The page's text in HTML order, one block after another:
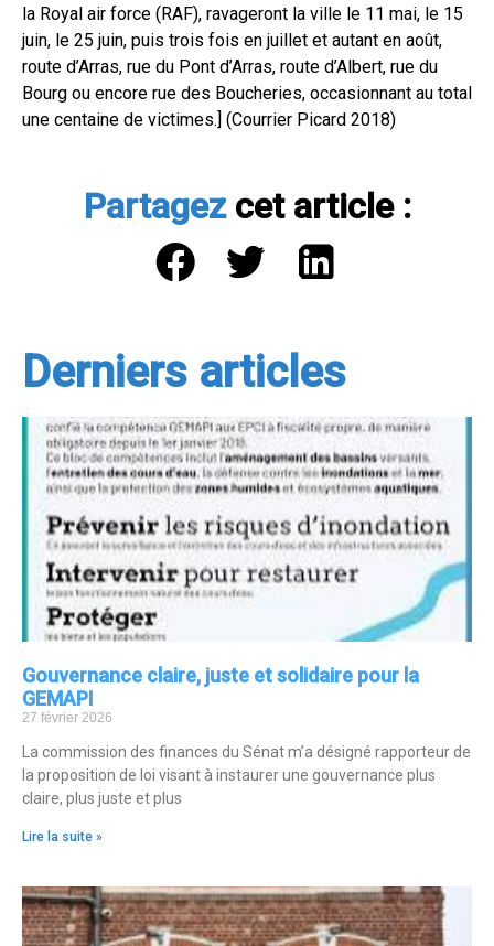
la Royal air force (RAF), ravageront la ville le 11 mai, le 15
juin, le 25 juin, puis trois fois en juillet et autant en août,
route d’Arras, rue du Pont d’Arras, route d’Albert, rue du
Bourg ou encore rue des Boucheries, occasionnant au total
une centaine de victimes.] (Courrier Picard 2018)
Partagezcet article :
Derniers articles
Gouvernance claire, juste et solidaire pour la
GEMAPI
27 février 2026
La commission des finances du Sénat m’a désigné rapporteur de
la proposition de loi visant à instaurer une gouvernance plus
claire, plus juste et plus
Lire la suite »